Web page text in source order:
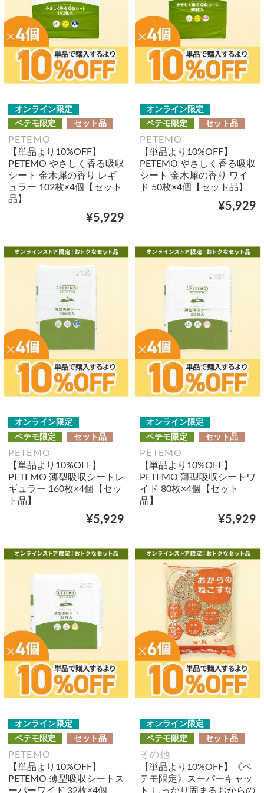
オンライン限定
ペテモ限定
セット品
PETEMO
【単品より10%OFF】
PETEMO やさしく香る吸収
シート 金木犀の香り レギ
ュラー 102枚×4個【セット
品】
¥5,929
オンライン限定
ペテモ限定
セット品
PETEMO
【単品より10%OFF】
PETEMO やさしく香る吸収
シート 金木犀の香り ワイ
ド 50枚×4個【セット品】
¥5,929
オンライン限定
ペテモ限定
セット品
PETEMO
【単品より10%OFF】
PETEMO 薄型吸収シートレ
ギュラー 160枚×4個【セッ
ト品】
¥5,929
オンライン限定
ペテモ限定
セット品
PETEMO
【単品より10%OFF】
PETEMO 薄型吸収シートワ
イド 80枚×4個【セット
品】
¥5,929
オンライン限定
ペテモ限定
セット品
PETEMO
【単品より10%OFF】
PETEMO 薄型吸収シートス
ーパーワイド 32枚×4個
オンライン限定
ペテモ限定
セット品
その他
【単品より10%OFF】《ペ
テモ限定》スーパーキャッ
ト しっかり固まるおからの